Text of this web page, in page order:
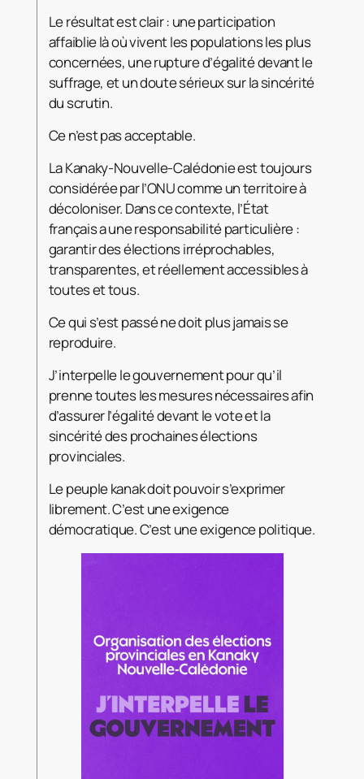
Le résultat est clair : une participation
affaiblie là où vivent les populations les plus
concernées, une rupture d’égalité devant le
suffrage, et un doute sérieux sur la sincérité
du scrutin.
Ce n’est pas acceptable.
La Kanaky-Nouvelle-Calédonie est toujours
considérée par l’ONU comme un territoire à
décoloniser. Dans ce contexte, l’État
français a une responsabilité particulière :
garantir des élections irréprochables,
transparentes, et réellement accessibles à
toutes et tous.
Ce qui s’est passé ne doit plus jamais se
reproduire.
J’interpelle le gouvernement pour qu’il
prenne toutes les mesures nécessaires afin
d’assurer l’égalité devant le vote et la
sincérité des prochaines élections
provinciales.
Le peuple kanak doit pouvoir s’exprimer
librement. C’est une exigence
démocratique. C’est une exigence politique.